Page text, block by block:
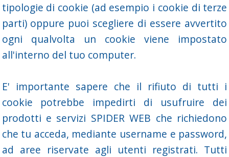
tipologie di cookie (ad esempio i cookie di terze
parti) oppure puoi scegliere di essere avvertito
ogni qualvolta un cookie viene impostato
all'interno del tuo computer.
E' importante sapere che il rifiuto di tutti i
cookie potrebbe impedirti di usufruire dei
prodotti e servizi SPIDER WEB che richiedono
che tu acceda, mediante username e password,
ad aree riservate agli utenti registrati. Tutti